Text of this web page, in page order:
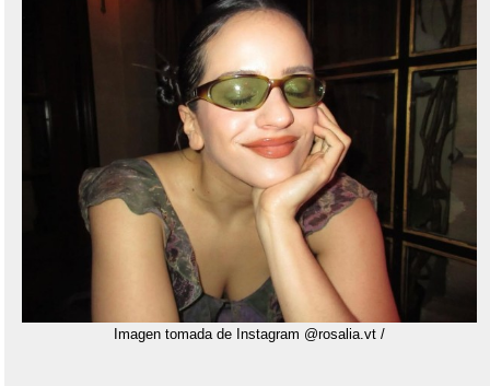
Imagen tomada de Instagram @rosalia.vt /